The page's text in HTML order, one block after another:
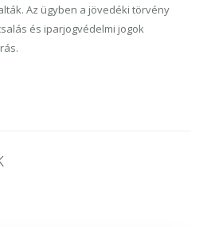
Az ügyben a jövedéki törvény
és iparjogvédelmi jogok